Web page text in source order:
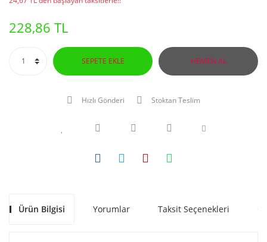
228,86 TL
SEPETE EKLE HEMEN AL
Hızlı Gönderi Stoktan Teslim
Ürün Bilgisi Yorumlar Taksit Seçenekleri